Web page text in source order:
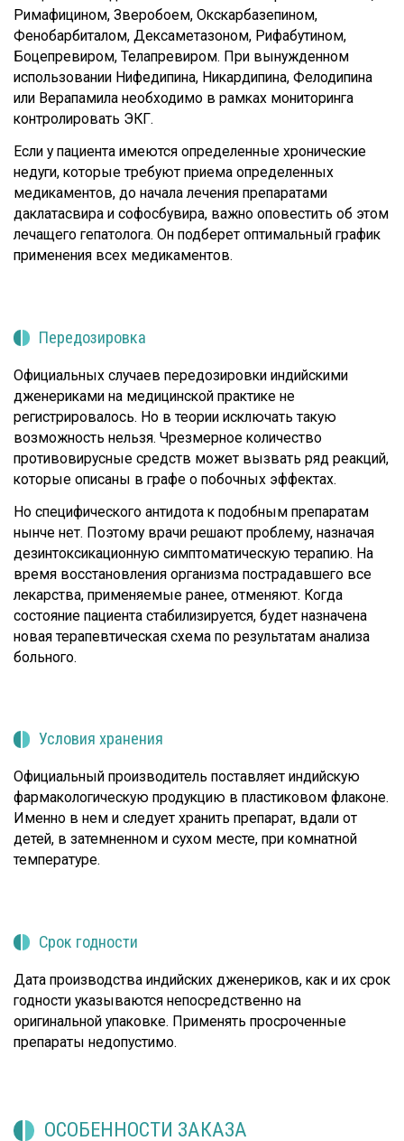
Римафицином, Зверобоем, Окскарбазепином,
Фенобарбиталом, Дексаметазоном, Рифабутином,
Боцепревиром, Телапревиром. При вынужденном
использовании Нифедипина, Никардипина, Фелодипина
или Верапамила необходимо в рамках мониторинга
контролировать ЭКГ.
Если у пациента имеются определенные хронические
недуги, которые требуют приема определенных
медикаментов, до начала лечения препаратами
даклатасвира и софосбувира, важно оповестить об этом
лечащего гепатолога. Он подберет оптимальный график
применения всех медикаментов.
Передозировка
Официальных случаев передозировки индийскими
дженериками на медицинской практике не
регистрировалось. Но в теории исключать такую
возможность нельзя. Чрезмерное количество
противовирусные средств может вызвать ряд реакций,
которые описаны в графе о побочных эффектах.
Но специфического антидота к подобным препаратам
нынче нет. Поэтому врачи решают проблему, назначая
дезинтоксикационную симптоматическую терапию. На
время восстановления организма пострадавшего все
лекарства, применяемые ранее, отменяют. Когда
состояние пациента стабилизируется, будет назначена
новая терапевтическая схема по результатам анализа
больного.
Условия хранения
Официальный производитель поставляет индийскую
фармакологическую продукцию в пластиковом флаконе.
Именно в нем и следует хранить препарат, вдали от
детей, в затемненном и сухом месте, при комнатной
температуре.
Срок годности
Дата производства индийских дженериков, как и их срок
годности указываются непосредственно на
оригинальной упаковке. Применять просроченные
препараты недопустимо.
ОСОБЕННОСТИ ЗАКАЗА